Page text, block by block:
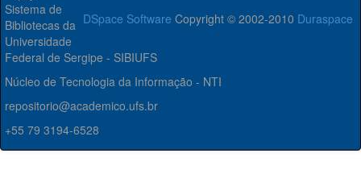
DSpace Software Copyright © 2002-2010 Duraspace
Sistema de
Bibliotecas da
Universidade
Federal de Sergipe - SIBIUFS
Núcleo de Tecnologia da Informação - NTI
repositorio@academico.ufs.br
+55 79 3194-6528